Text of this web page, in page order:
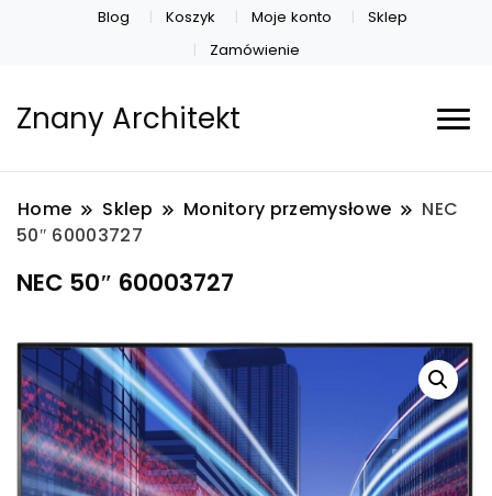
Blog Koszyk Moje konto
Sklep
Zamówienie
Znany Architekt
Home Sklep Monitory przemysłowe
NEC
50″ 60003727
NEC 50″ 60003727